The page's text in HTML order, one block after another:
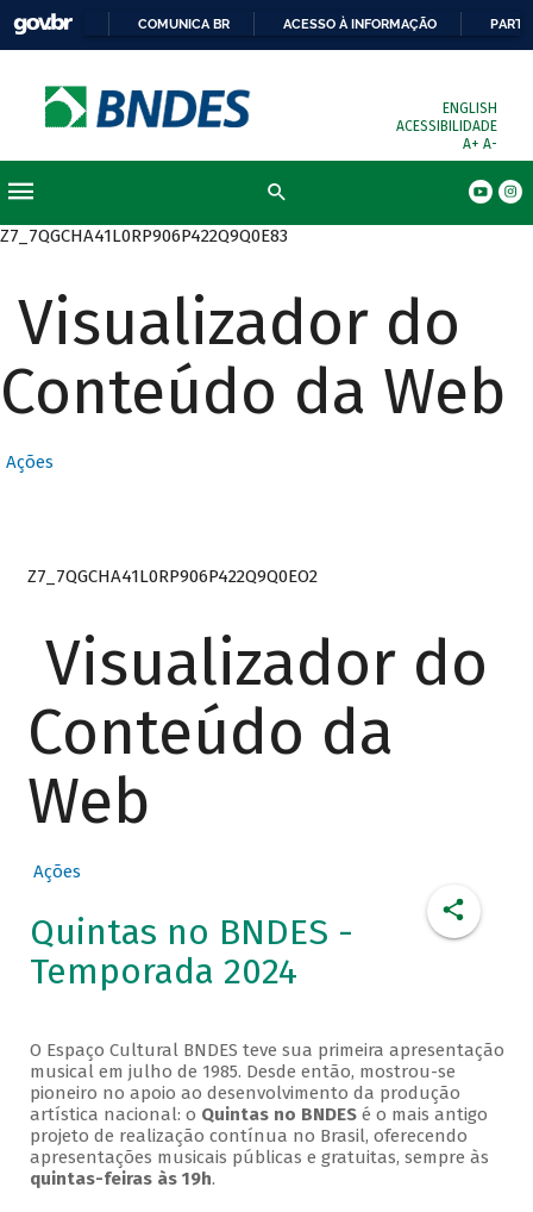
COMUNICA BR ACESSO À INFORMAÇÃO
ENGLISH
ACESSIBILIDADE
A+ A-
Z7_7QGCHA41L0RP906P422Q9Q0E83
Visualizador do
Conteúdo da Web
Ações
Z7_7QGCHA41L0RP906P422Q9Q0EO2
Visualizador do
Conteúdo da
Web
Ações
Quintas no BNDES -
Temporada 2024
O Espaço Cultural BNDES teve sua primeira apresentação
musical em julho de 1985. Desde então, mostrou-se
pioneiro no apoio ao desenvolvimento da produção
artística nacional: o Quintas no BNDESé o mais antigo
projeto de realização contínua no Brasil, oferecendo
apresentações musicais públicas e gratuitas, sempre às
quintas-feiras às 19h.